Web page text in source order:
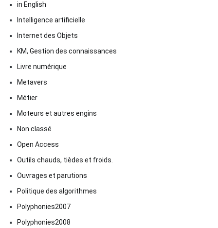
in English
Intelligence artificielle
Internet des Objets
KM, Gestion des connaissances
Livre numérique
Metavers
Métier
Moteurs et autres engins
Non classé
Open Access
Outils chauds, tièdes et froids.
Ouvrages et parutions
Politique des algorithmes
Polyphonies2007
Polyphonies2008